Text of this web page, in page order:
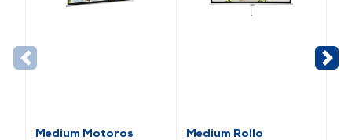
Medium Motoros
Medium Rollo